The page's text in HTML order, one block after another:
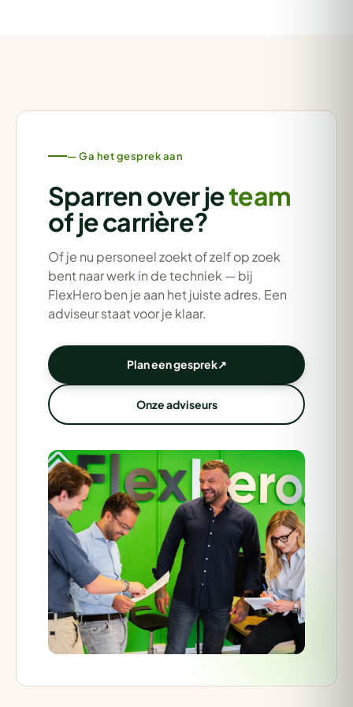
— Ga het gesprek aan
Sparren over jeteam
of je carrière?
Of je nu personeel zoekt of zelf op zoek
bent naar werk in de techniek — bij
FlexHero ben je aan het juiste adres. Een
adviseur staat voor je klaar.
Plan een gesprek↗
Onze adviseurs